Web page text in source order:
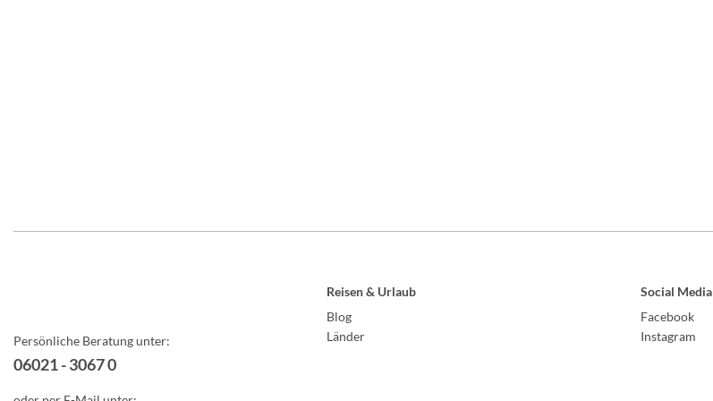
Persönliche Beratung unter:
06021 - 3067 0
Reisen & Urlaub
Blog
Länder
Social Media
Facebook
Instagram